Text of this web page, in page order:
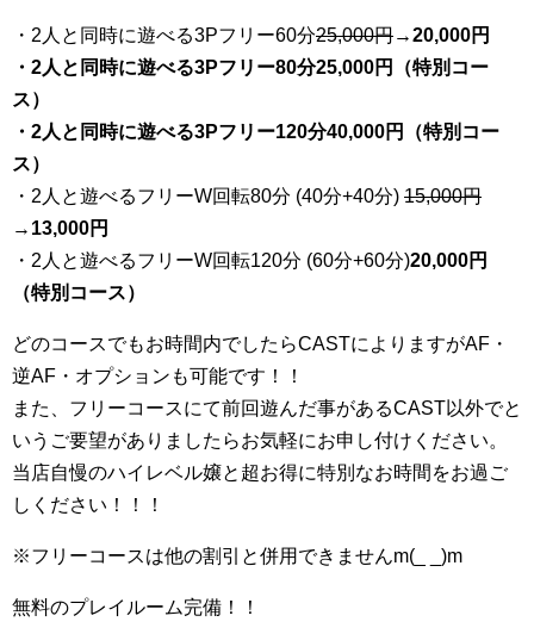
・2人と同時に遊べる3Pフリー60分25,000円→20,000円
・2人と同時に遊べる3Pフリー80分25,000円（特別コー
ス）
・2人と同時に遊べる3Pフリー120分40,000円（特別コー
ス）
・2人と遊べるフリーW回転80分 (40分+40分) 15,000円
→ 13,000円
・2人と遊べるフリーW回転120分 (60分+60分)20,000円
（特別コース）
どのコースでもお時間内でしたらCASTによりますがAF・
逆AF・オプションも可能です！！
また、フリーコースにて前回遊んだ事があるCAST以外でと
いうご要望がありましたらお気軽にお申し付けください。
当店自慢のハイレベル嬢と超お得に特別なお時間をお過ご
しください！！！
※フリーコースは他の割引と併用できませんm(_ _)m
無料のプレイルーム完備！！